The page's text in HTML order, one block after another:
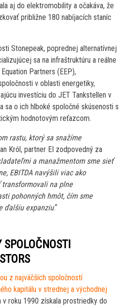
aj do elektromobility a očakáva, že
približne 180 nabíjacích staníc
Stonepeak, poprednej alternatívnej
sa na infraštruktúru a reálne
Partners (EEP),
v oblasti energetiky,
investíciu do JET Tankstellen v
sa o ich hlboké spoločné skúsenosti s
hodnotovým reťazcom.
rastu, ktorý sa snažíme
Król, partner EI zodpovedný za
a manažmentom sme sieť
EBITDA navýšili viac ako
na plne
pohonných hmôt, čím sme
ďalšiu expanziu.“
SPOLOČNOSTI
z najväčších spoločností
kapitálu v strednej a východnej
v roku 1990 získala prostriedky do